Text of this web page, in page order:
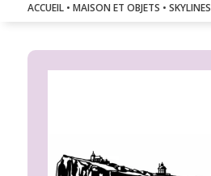
ACCUEIL• MAISON ET OBJETS • SKYLINES